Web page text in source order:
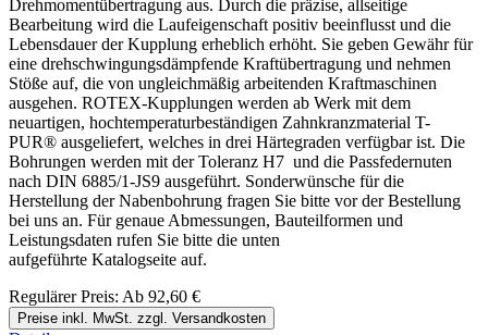
Drehmomentübertragung aus. Durch die präzise, allseitige
Bearbeitung wird die Laufeigenschaft positiv beeinflusst und die
Lebensdauer der Kupplung erheblich erhöht. Sie geben Gewähr für
eine drehschwingungsdämpfende Kraftübertragung und nehmen
Stöße auf, die von ungleichmäßig arbeitenden Kraftmaschinen
ausgehen. ROTEX-Kupplungen werden ab Werk mit dem
neuartigen, hochtemperaturbeständigen Zahnkranzmaterial T-
PUR® ausgeliefert, welches in drei Härtegraden verfügbar ist. Die
Bohrungen werden mit der Toleranz H7 und die Passfedernuten
nach DIN 6885/1-JS9 ausgeführt. Sonderwünsche für die
Herstellung der Nabenbohrung fragen Sie bitte vor der Bestellung
bei uns an. Für genaue Abmessungen, Bauteilformen und
Leistungsdaten rufen Sie bitte die unten
aufgeführte Katalogseite auf.
Regulärer Preis: Ab 92,60 €
Preise inkl. MwSt. zzgl. Versandkosten